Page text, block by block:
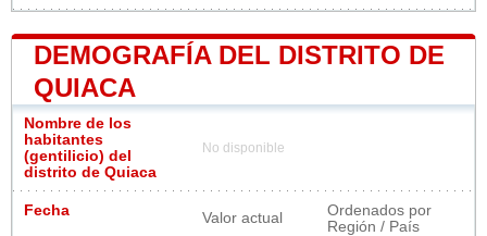
DEMOGRAFÍA DEL DISTRITO DE
QUIACA
Nombre de los
habitantes
(gentilicio) del
distrito de Quiaca
No disponible
Fecha Valor actual
Ordenados por
Región / País